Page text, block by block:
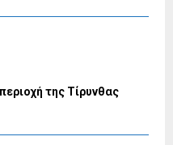
της Τίρυνθας